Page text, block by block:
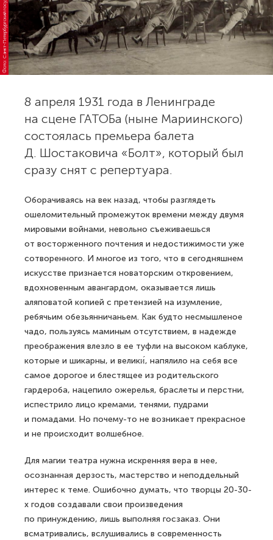
а
8 апреля 1931 года в Ленинграде
на сцене ГАТОБа (ныне Мариинского)
состоялась премьера балета
Д. Шостаковича «Болт», который был
сразу снят с репертуара.
Оборачиваясь на век назад, чтобы разглядеть
ошеломительный промежуток времени между двумя
мировыми войнами, невольно съеживаешься
от восторженного почтения и недостижимости уже
сотворенного. И многое из того, что в сегодняшнем
искусстве признается новаторским откровением,
вдохновенным авангардом, оказывается лишь
аляповатой копией с претензией на изумление,
ребячьим обезьянничаньем. Как будто несмышленое
чадо, пользуясь маминым отсутствием, в надежде
преображения влезло в ее туфли на высоком каблуке,
которые и шикарны, и велики́, напялило на себя все
самое дорогое и блестящее из родительского
гардероба, нацепило ожерелья, браслеты и перстни,
испестрило лицо кремами, тенями, пудрами
и помадами. Но почему-то не возникает прекрасное
и не происходит волшебное.
Для магии театра нужна искренняя вера в нее,
осознанная дерзость, мастерство и неподдельный
интерес к теме. Ошибочно думать, что творцы 20-30-
х годов создавали свои произведения
по принуждению, лишь выполняя госзаказ. Они
всматривались, вслушивались в современность